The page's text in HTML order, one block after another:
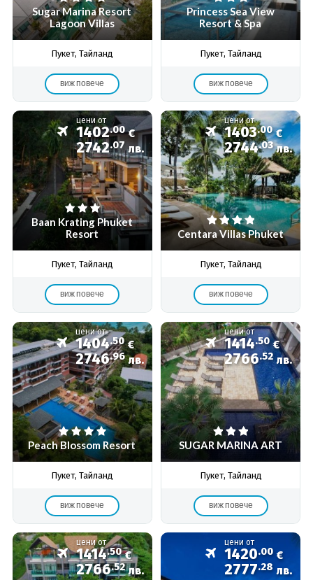
Sugar Marina Resort
Lagoon Villas
Пукет, Тайланд
виж повече
Princess Sea View
Resort & Spa
Пукет, Тайланд
виж повече
цени от
1402.00 €
2742.07 лв.
Baan Krating Phuket
Resort
Пукет, Тайланд
виж повече
цени от
1403.00 €
2744.03 лв.
Centara Villas Phuket
Пукет, Тайланд
виж повече
цени от
1404.50 €
2746.96 лв.
Peach Blossom Resort
Пукет, Тайланд
виж повече
цени от
1414.50 €
2766.52 лв.
SUGAR MARINA ART
Пукет, Тайланд
виж повече
цени от
1414.50 €
2766.52 лв.
цени от
1420.00 €
2777.28 лв.